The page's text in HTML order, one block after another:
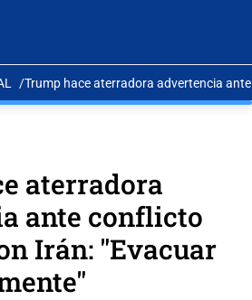
Trump hace aterradora advertencia
aterradora
ante conflicto
Irán: "Evacuar